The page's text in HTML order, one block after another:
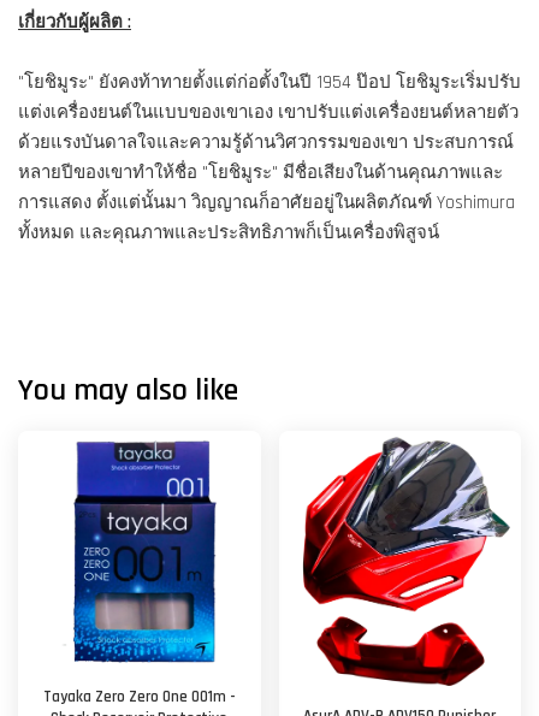
เกี่ยวกับผู้ผลิต :
"โยชิมูระ" ยังคงท้าทายตั้งแต่ก่อตั้งในปี 1954 ป๊อป โยชิมูระเริ่มปรับ
แต่งเครื่องยนต์ในแบบของเขาเอง เขาปรับแต่งเครื่องยนต์หลายตัว
ด้วยแรงบันดาลใจและความรู้ด้านวิศวกรรมของเขา ประสบการณ์
หลายปีของเขาทำให้ชื่อ "โยชิมูระ" มีชื่อเสียงในด้านคุณภาพและ
การแสดง ตั้งแต่นั้นมา วิญญาณก็อาศัยอยู่ในผลิตภัณฑ์ Yoshimura
ทั้งหมด และคุณภาพและประสิทธิภาพก็เป็นเครื่องพิสูจน์
You may also like
Tayaka Zero Zero One 001m -